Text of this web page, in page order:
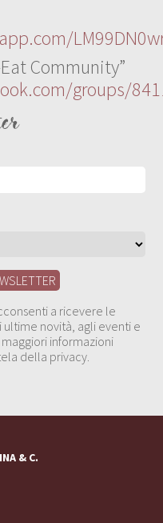
Community”
groups/
a ricevere le
novità, agli eventi e
informazioni
della privacy.
& C.